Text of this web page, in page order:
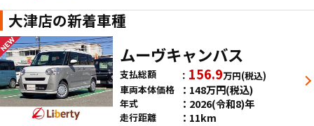
大津店の新着車種
ムーヴキャンバス
支払総額 156.9万円(税込)
車両本体価格
148万円(税込)
年式 2026(令和8)年
走行距離 11km